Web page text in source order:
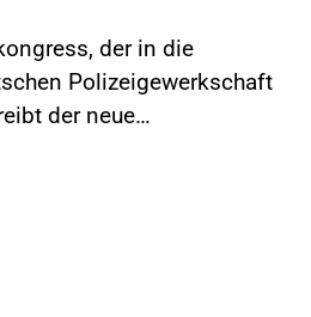
der in die
Polizeigewerkschaft
der neue…